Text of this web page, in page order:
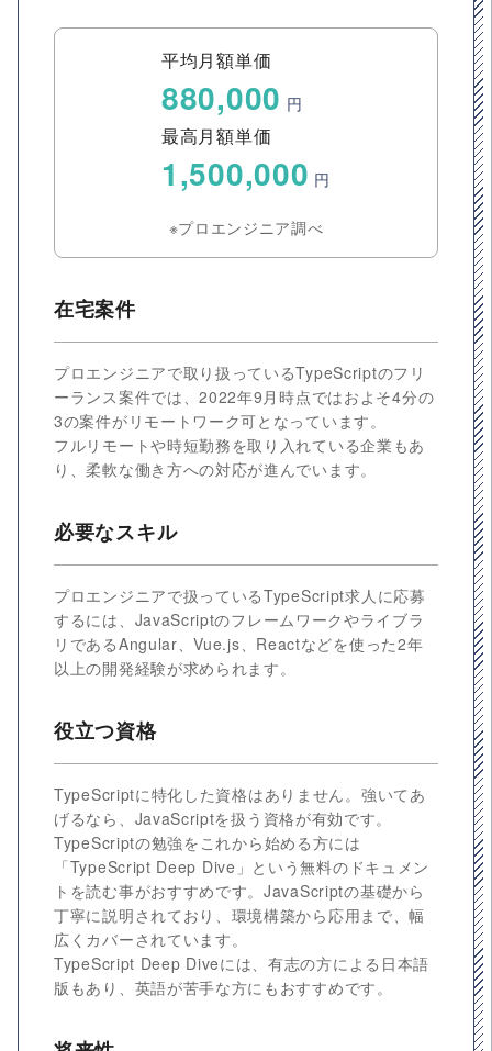
平均月額単価
880,000 円
最高月額単価
1,500,000 円
※プロエンジニア調べ
在宅案件
プロエンジニアで取り扱っているTypeScriptのフリ
ーランス案件では、2022年9月時点ではおよそ4分の
3の案件がリモートワーク可となっています。
フルリモートや時短勤務を取り入れている企業もあ
り、柔軟な働き方への対応が進んでいます。
必要なスキル
プロエンジニアで扱っているTypeScript求人に応募
するには、JavaScriptのフレームワークやライブラ
リであるAngular、Vue.js、Reactなどを使った2年
以上の開発経験が求められます。
役立つ資格
TypeScriptに特化した資格はありません。強いてあ
げるなら、JavaScriptを扱う資格が有効です。
TypeScriptの勉強をこれから始める方には
「TypeScript Deep Dive」という無料のドキュメン
トを読む事がおすすめです。JavaScriptの基礎から
丁寧に説明されており、環境構築から応用まで、幅
広くカバーされています。
TypeScript Deep Diveには、有志の方による日本語
版もあり、英語が苦手な方にもおすすめです。